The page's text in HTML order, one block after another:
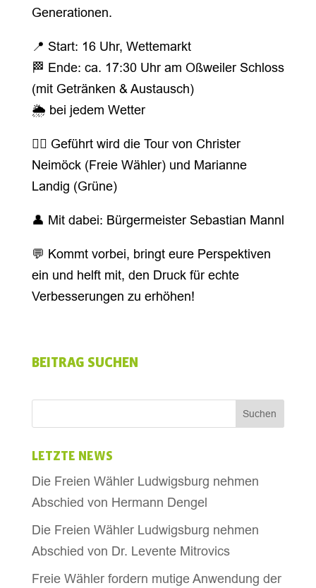
Generationen.
📍 Start: 16 Uhr, Wettemarkt
🏁 Ende: ca. 17:30 Uhr am Oßweiler Schloss
(mit Getränken & Austausch)
🌦️ bei jedem Wetter
🚴‍♂️ Geführt wird die Tour von Christer
Neimöck (Freie Wähler) und Marianne
Landig (Grüne)
👤 Mit dabei: Bürgermeister Sebastian Mannl
💬 Kommt vorbei, bringt eure Perspektiven
ein und helft mit, den Druck für echte
Verbesserungen zu erhöhen!
BEITRAG SUCHEN
LETZTE NEWS
Die Freien Wähler Ludwigsburg nehmen
Abschied von Hermann Dengel
Die Freien Wähler Ludwigsburg nehmen
Abschied von Dr. Levente Mitrovics
Freie Wähler fordern mutige Anwendung der